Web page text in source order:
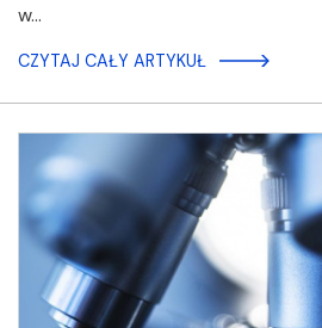
w…
CZYTAJ CAŁY ARTYKUŁ